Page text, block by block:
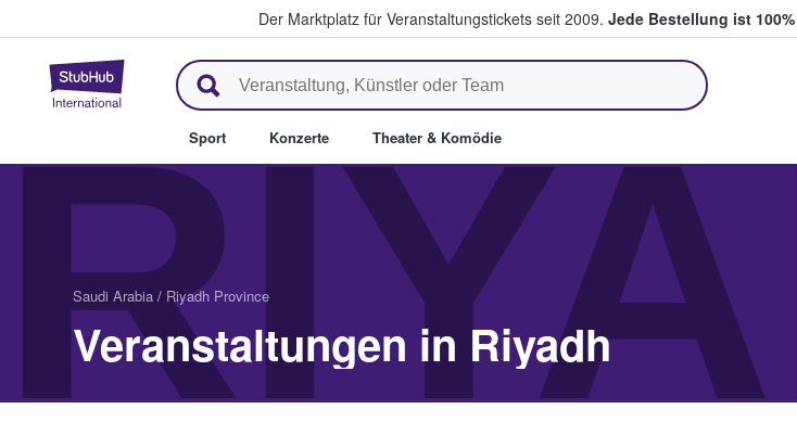
Der Marktplatz für Veranstaltungstickets seit 2009. Jede Bestellung ist
StubHub - Wo Fans Tickets kaufen & verkaufen
Sport Konzerte Theater & Komödie
Saudi Arabia / Riyadh Province
Veranstaltungen in Riyadh